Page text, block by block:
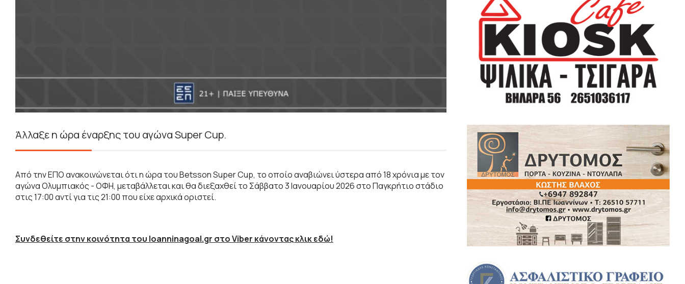
Άλλαξε η ώρα έναρξης του αγώνα Super Cup.
Από την ΕΠΟ ανακοινώνεται ότι η ώρα του Betsson Super Cup, το οποίο αναβιώνει ύστερα από 18 χρόνια με τον
αγώνα Ολυμπιακός - OΦΗ, μεταβάλλεται και θα διεξαχθεί το Σάββατο 3 Ιανουαρίου 2026 στο Παγκρήτιο στάδιο
στις 17:00 αντί για τις 21:00 που είχε αρχικά οριστεί.
Συνδεθείτε στην κοινότητα του Ioanninagoal.gr στο Viber κάνοντας κλικ εδώ!